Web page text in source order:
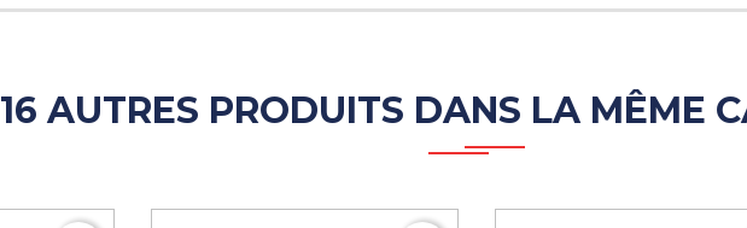
16 AUTRES PRODUITS DANS LA MÊME